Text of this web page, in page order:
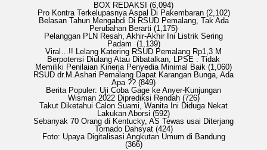
BOX REDAKSI (6,094)
Pro Kontra Terkelupasnya Aspal Di Pakembaran (2,102)
Belasan Tahun Mengabdi Di RSUD Pemalang, Tak Ada
Perubahan Berarti (1,175)
Pelanggan PLN Resah, Akhir-Akhir Ini Listrik Sering
Padam (1,139)
Viral…!! Lelang Katering RSUD Pemalang Rp1,3 M
Berpotensi Diulang Atau Dibatalkan, LPSE : Tidak
Memiliki Penilaian Kinerja Penyedia Minimal Baik (1,060)
RSUD dr.M.Ashari Pemalang Dapat Karangan Bunga, Ada
Apa ?? (849)
Berita Populer: Uji Coba Gage ke Anyer-Kunjungan
Wisman 2022 Diprediksi Rendah (726)
Takut Diketahui Calon Suami, Wanita Ini Diduga Nekat
Lakukan Aborsi (592)
Sebanyak 70 Orang di Kentucky, AS Tewas usai Diterjang
Tornado Dahsyat (424)
Foto: Upaya Digitalisasi Angkutan Umum di Bandung
(366)